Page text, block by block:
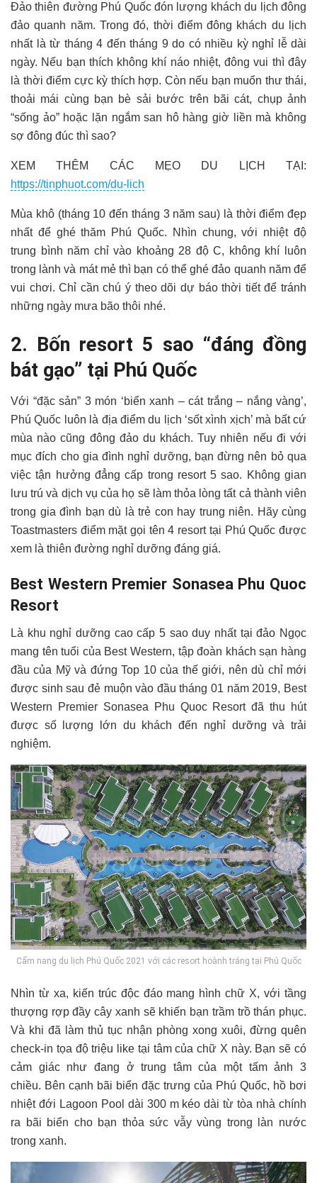
Đảo thiên đường Phú Quốc đón lượng khách du lịch đông
đảo quanh năm. Trong đó, thời điểm đông khách du lịch
nhất là từ tháng 4 đến tháng 9 do có nhiều kỳ nghỉ lễ dài
ngày. Nếu bạn thích không khí náo nhiệt, đông vui thì đây
là thời điểm cực kỳ thích hợp. Còn nếu bạn muốn thư thái,
thoải mái cùng bạn bè sải bước trên bãi cát, chụp ảnh
“sống ảo” hoặc lặn ngắm san hô hàng giờ liền mà không
sợ đông đúc thì sao?
XEM THÊM CÁC MẸO DU LỊCH TẠI:
https://tinphuot.com/du-lich
Mùa khô (tháng 10 đến tháng 3 năm sau) là thời điểm đẹp
nhất để ghé thăm Phú Quốc. Nhìn chung, với nhiệt độ
trung bình năm chỉ vào khoảng 28 độ C, không khí luôn
trong lành và mát mẻ thì bạn có thể ghé đảo quanh năm để
vui chơi. Chỉ cần chú ý theo dõi dự báo thời tiết để tránh
những ngày mưa bão thôi nhé.
2. Bốn resort 5 sao “đáng đồng
bát gạo” tại Phú Quốc
Với “đặc sản” 3 món ‘biển xanh – cát trắng – nắng vàng’,
Phú Quốc luôn là địa điểm du lịch ‘sốt xình xịch’ mà bất cứ
mùa nào cũng đông đảo du khách. Tuy nhiên nếu đi với
mục đích cho gia đình nghỉ dưỡng, bạn đừng nên bỏ qua
việc tận hưởng đẳng cấp trong resort 5 sao. Không gian
lưu trú và dịch vụ của họ sẽ làm thỏa lòng tất cả thành viên
trong gia đình bạn dù là trẻ con hay trung niên. Hãy cùng
Toastmasters điểm mặt gọi tên 4 resort tại Phú Quốc được
xem là thiên đường nghỉ dưỡng đáng giá.
Best Western Premier Sonasea Phu Quoc
Resort
Là khu nghỉ dưỡng cao cấp 5 sao duy nhất tại đảo Ngọc
mang tên tuổi của Best Western, tập đoàn khách sạn hàng
đầu của Mỹ và đứng Top 10 của thế giới, nên dù chỉ mới
được sinh sau đẻ muộn vào đầu tháng 01 năm 2019, Best
Western Premier Sonasea Phu Quoc Resort đã thu hút
được số lượng lớn du khách đến nghỉ dưỡng và trải
nghiệm.
Cẩm nang du lịch Phú Quốc 2021 với các resort hoành tráng tại Phú Quốc
Nhìn từ xa, kiến trúc độc đáo mang hình chữ X, với tầng
thượng rợp đầy cây xanh sẽ khiến bạn trầm trồ thán phục.
Và khi đã làm thủ tục nhận phòng xong xuôi, đừng quên
check-in tọa độ triệu like tại tâm của chữ X này. Bạn sẽ có
cảm giác như đang ở trung tâm của một tấm ảnh 3
chiều. Bên cạnh bãi biển đặc trưng của Phú Quốc, hồ bơi
nhiệt đới Lagoon Pool dài 300 m kéo dài từ tòa nhà chính
ra bãi biển cho bạn thỏa sức vẫy vùng trong làn nước
trong xanh.